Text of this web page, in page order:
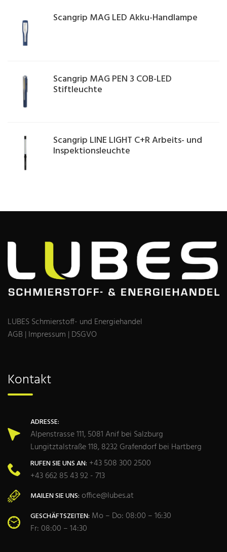
Scangrip MAG LED Akku-Handlampe
Scangrip MAG PEN 3 COB-LED
Stiftleuchte
Scangrip LINE LIGHT C+R Arbeits- und
Inspektionsleuchte
LUBES Schmierstoff- und Energiehandel
AGB | Impressum | DSGVO
Kontakt
ADRESSE:
Alpenstrasse 111, 5081 Anif bei Salzburg
Lungitztalstraße 118, 8232 Grafendorf bei Hartberg
RUFEN SIE UNS AN: +43 508 300 2500
+43 662 85 43 92 - 713
MAILEN SIE UNS: office@lubes.at
GESCHÄFTSZEITEN: Mo – Do: 08:00 – 16:30
Fr: 08:00 – 14:30